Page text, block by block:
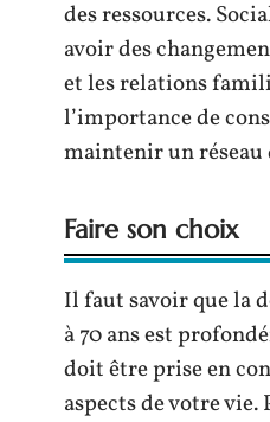
des ressources.
avoir des
et les relations
l’importance de
maintenir un réseau
Faire son choix
Il faut savoir que la
à 70 ans est
doit être prise en
aspects de votre vie.